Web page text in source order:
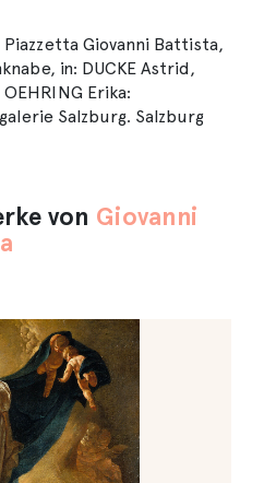
Piazzetta Giovanni Battista,
in: DUCKE Astrid,
Erika:
Salzburg. Salzburg
von Giovanni